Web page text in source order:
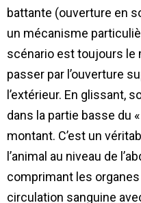
battante (ouverture en
un mécanisme
scénario est toujours le
passer par l’ouverture
l’extérieur. En glissant,
dans la partie basse du
montant. C’est un
l’animal au niveau de
comprimant les
circulation sanguine